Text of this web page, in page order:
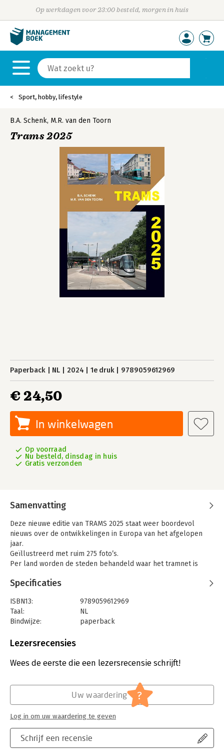
Op werkdagen voor 23:00 besteld, morgen in huis
Sport, hobby, lifestyle
B.A. Schenk, M.R. van den Toorn
Trams 2025
Paperback NL 2024 1e druk 9789059612969
€ 24,50
In winkelwagen
Op voorraad
Nu besteld, dinsdag in huis
Gratis verzonden
Samenvatting
Deze nieuwe editie van TRAMS 2025 staat weer boordevol
nieuws over de ontwikkelingen in Europa van het afgelopen
jaar.
Geïllustreerd met ruim 275 foto’s.
Per land worden de steden behandeld waar het tramnet is
besproken en met prachtige foto’s ook laten zien. Alle
worden vermeld.
Met een speciaal hoofdstuk over Trams in Zuid-Amerika
Specificaties
ISBN13:
9789059612969
Taal:
NL
Bindwijze:
paperback
Uitgever:
Verschijningsdatum:
25-11-2024
Sport, hobby, lifestyle
Lezersrecensies
Wees de eerste die een lezersrecensie schrijft!
Schrijf een recensie
Uw waardering ?
Log in om uw waardering te geven